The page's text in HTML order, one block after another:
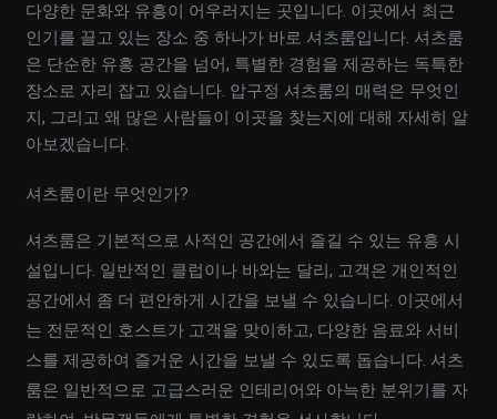
다양한 문화와 유흥이 어우러지는 곳입니다. 이곳에서 최근
인기를 끌고 있는 장소 중 하나가 바로 셔츠룸입니다. 셔츠룸
은 단순한 유흥 공간을 넘어, 특별한 경험을 제공하는 독특한
장소로 자리 잡고 있습니다. 압구정 셔츠룸의 매력은 무엇인
지, 그리고 왜 많은 사람들이 이곳을 찾는지에 대해 자세히 알
아보겠습니다.
셔츠룸이란 무엇인가?
셔츠룸은 기본적으로 사적인 공간에서 즐길 수 있는 유흥 시
설입니다. 일반적인 클럽이나 바와는 달리, 고객은 개인적인
공간에서 좀 더 편안하게 시간을 보낼 수 있습니다. 이곳에서
는 전문적인 호스트가 고객을 맞이하고, 다양한 음료와 서비
스를 제공하여 즐거운 시간을 보낼 수 있도록 돕습니다. 셔츠
룸은 일반적으로 고급스러운 인테리어와 아늑한 분위기를 자